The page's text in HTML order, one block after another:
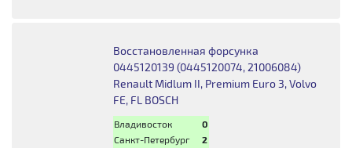
Восстановленная форсунка
0445120139 (0445120074, 21006084)
Renault Midlum II, Premium Euro 3, Volvo
FE, FL BOSCH
Владивосток
0
Санкт-Петербург
2